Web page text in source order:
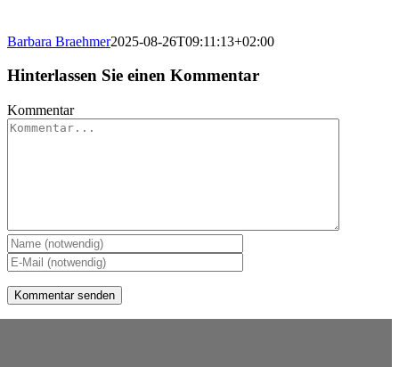
Barbara Braehmer2025-08-26T09:11:13+02:00
Hinterlassen Sie einen Kommentar
Kommentar